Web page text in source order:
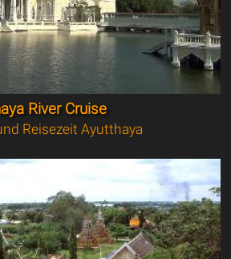
River Cruise
Reisezeit Ayutthaya